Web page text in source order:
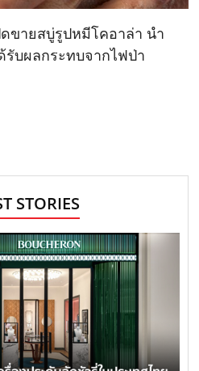
ดขายสบู่รูปหมีโคอาล่า นำ
บผลกระทบจากไฟป่า
STORIES